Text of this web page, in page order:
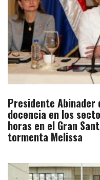
Presidente Abinader
docencia en los
horas en el Gran
tormenta Melissa